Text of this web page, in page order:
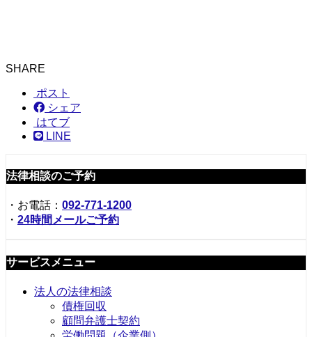
SHARE
ポスト
シェア
はてブ
LINE
法律相談のご予約
・お電話： 092-771-1200
・ 24時間メールご予約
サービスメニュー
法人の法律相談
債権回収
顧問弁護士契約